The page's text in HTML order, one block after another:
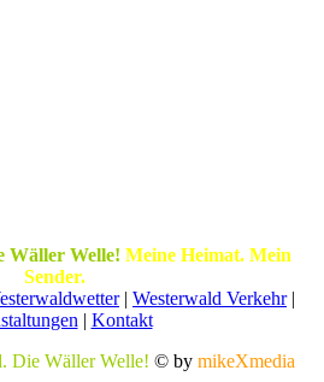
Wäller Welle! Meine Heimat. Mein
Sender.
| Westerwald Verkehr|
| Kontakt
Die Wäller Welle! © by mikeXmedia